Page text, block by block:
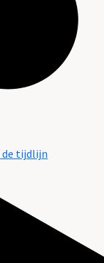
de tijdlijn